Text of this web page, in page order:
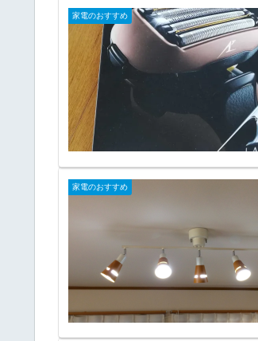
家電のおすすめ
家電のおすすめ